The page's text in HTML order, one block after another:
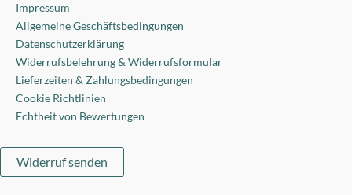
Impressum
Allgemeine Geschäftsbedingungen
Datenschutzerklärung
Widerrufsbelehrung & Widerrufsformular
Lieferzeiten & Zahlungsbedingungen
Cookie Richtlinien
Echtheit von Bewertungen
Widerruf senden